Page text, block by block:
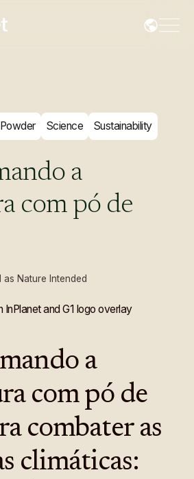
Science
Sustainability
a
com pó de
Nature Intended
a
com pó de
combater as
climáticas: